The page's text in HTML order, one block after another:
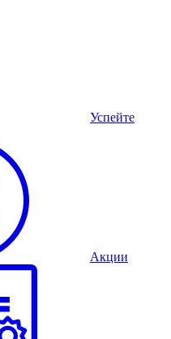
Успейте
Акции